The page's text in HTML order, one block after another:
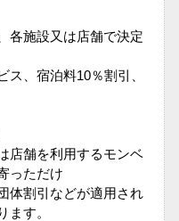
施設又は店舗で決定
宿泊料10％割引、
舗を利用するモンベ
っただけ
引などが適用され
ます。